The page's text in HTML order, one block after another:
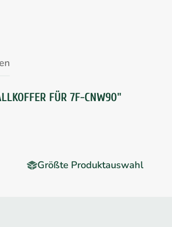
FÜR 7F-CNW90"
Größte Produktauswahl